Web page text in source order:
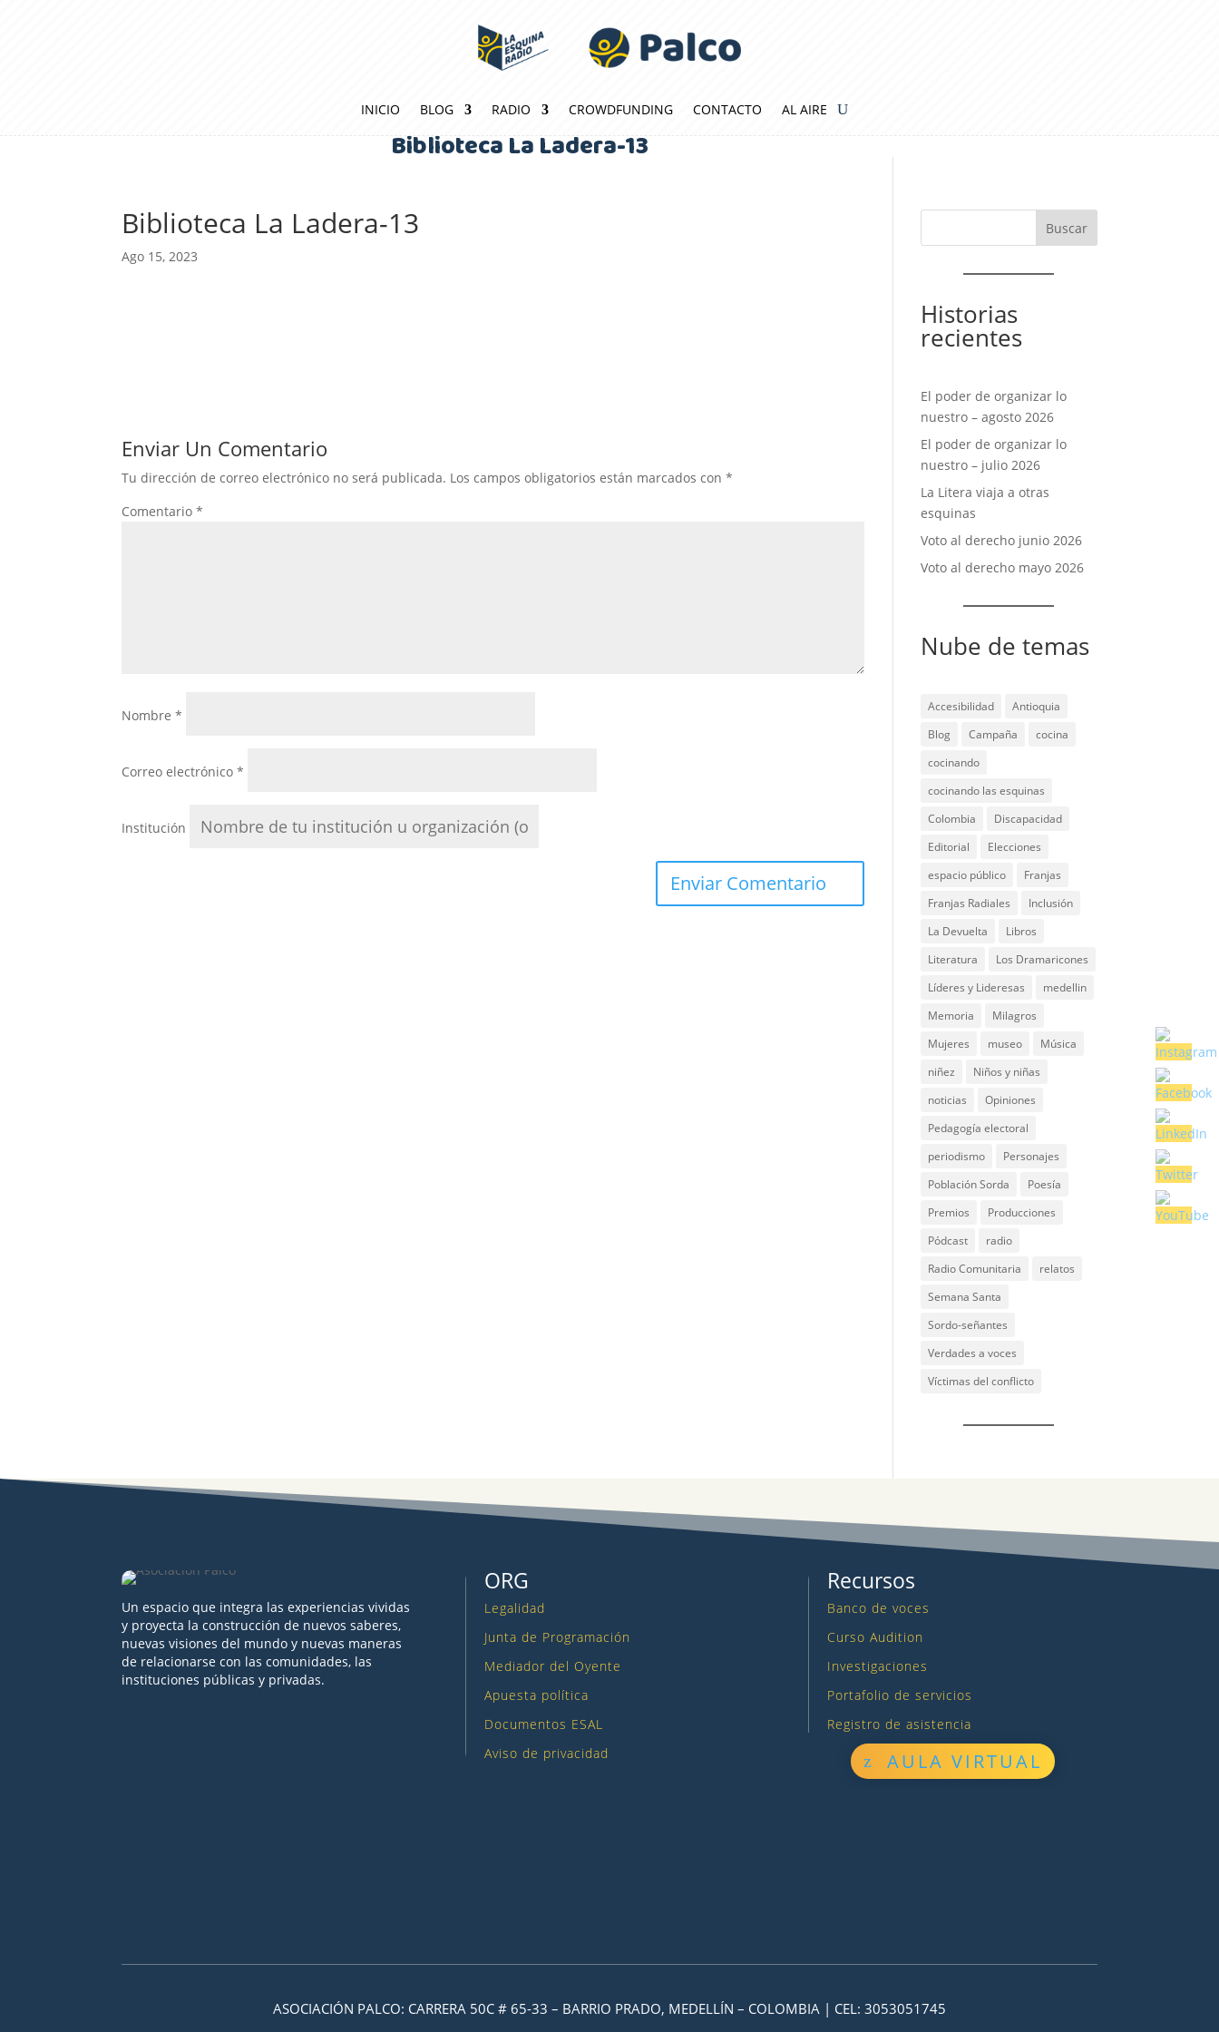
INICIO BLOG RADIO CROWDFUNDING CONTACTO AL AIRE
Biblioteca La Ladera-13
Biblioteca La Ladera-13
Ago 15, 2023
Enviar Un Comentario
Tu dirección de correo electrónico no será publicada. Los campos obligatorios están marcados con*
Comentario*
Nombre*
Correo electrónico*
Institución
Historias
recientes
El poder de organizar lo
nuestro – agosto 2026
El poder de organizar lo
nuestro – julio 2026
La Litera viaja a otras
esquinas
Voto al derecho junio 2026
Voto al derecho mayo 2026
Nube de temas
Accesibilidad
Antioquia
Blog
Campaña
cocina
cocinando
cocinando las esquinas
Colombia
Discapacidad
Editorial
Elecciones
espacio público
Franjas
Franjas Radiales
Inclusión
La Devuelta
Libros
Literatura
Los Dramaricones
Líderes y Lideresas
medellin
Memoria
Milagros
Mujeres
museo
Música
niñez
Niños y niñas
noticias
Opiniones
Pedagogía electoral
periodismo
Personajes
Población Sorda
Poesía
Premios
Producciones
Pódcast
radio
Radio Comunitaria
relatos
Semana Santa
Sordo-señantes
Verdades a voces
Víctimas del conflicto
Un espacio que integra las experiencias vividas
y proyecta la construcción de nuevos saberes,
nuevas visiones del mundo y nuevas maneras
de relacionarse con las comunidades, las
instituciones públicas y privadas.
ORG
Legalidad
Junta de Programación
Mediador del Oyente
Apuesta política
Documentos ESAL
Aviso de privacidad
Recursos
Banco de voces
Curso Audition
Investigaciones
Portafolio de servicios
Registro de asistencia
AULA VIRTUAL
ASOCIACIÓN PALCO: CARRERA 50C # 65-33 – BARRIO PRADO, MEDELLÍN – COLOMBIA | CEL: 3053051745